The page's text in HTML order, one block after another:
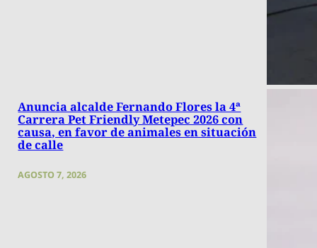
Anuncia alcalde Fernando Flores la 4ª
Carrera Pet Friendly Metepec 2026 con
causa, en favor de animales en situación
de calle
AGOSTO 7, 2026